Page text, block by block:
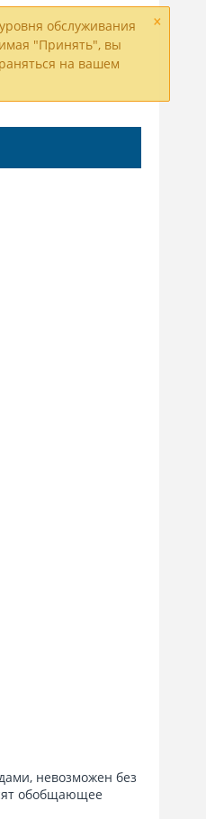
×
обслуживания
"Принять", вы
на вашем
невозможен без
обобщающее